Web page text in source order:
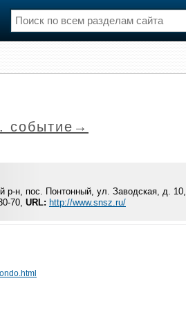
и семинары
Флот
событие→
р-н, пос. Понтонный, ул. Заводская, д. 10,
70, URL: http://www.snsz.ru/